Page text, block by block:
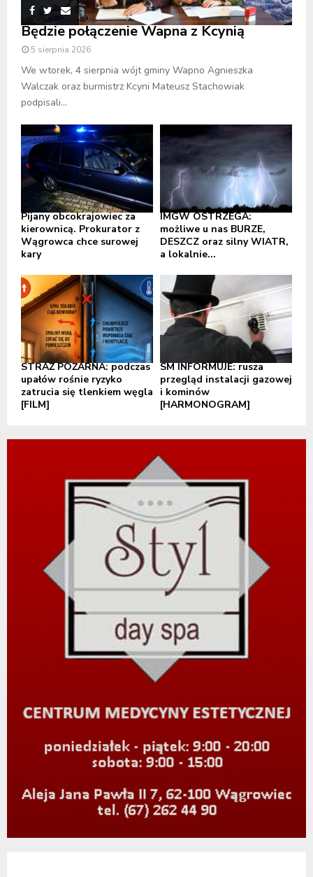
Będzie połączenie Wapna z Kcynią
5 sierpnia 2026
We wtorek, 4 sierpnia wójt gminy Wapno Agnieszka
Walczak oraz burmistrz Kcyni Mateusz Stachowiak
podpisali...
Pijany obcokrajowiec za
kierownicą. Prokurator z
Wągrowca chce surowej
kary
IMGW OSTRZEGA:
możliwe u nas BURZE,
DESZCZ oraz silny WIATR,
a lokalnie...
STRAŻ POŻARNA: podczas
upałów rośnie ryzyko
zatrucia się tlenkiem węgla
[FILM]
SM INFORMUJE: rusza
przegląd instalacji gazowej
i kominów
[HARMONOGRAM]